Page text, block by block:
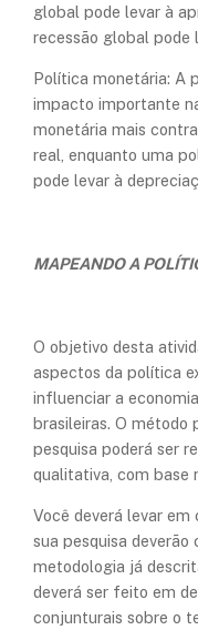
global pode levar à
recessão global pode
Política monetária: A
impacto importante
monetária mais
real, enquanto uma
pode levar à
MAPEANDO A
O objetivo desta
aspectos da política
influenciar a
brasileiras. O método
pesquisa poderá ser
qualitativa, com base
Você deverá levar em
sua pesquisa deverão
metodologia já
deverá ser feito em
conjunturais sobre o